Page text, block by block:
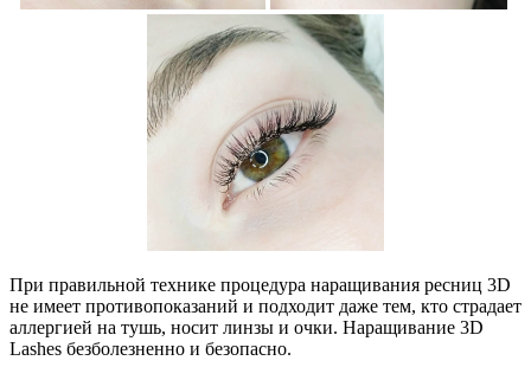
При правильной технике процедура наращивания ресниц 3D
не имеет противопоказаний и подходит даже тем, кто страдает
аллергией на тушь, носит линзы и очки. Наращивание 3D
Lashes безболезненно и безопасно.